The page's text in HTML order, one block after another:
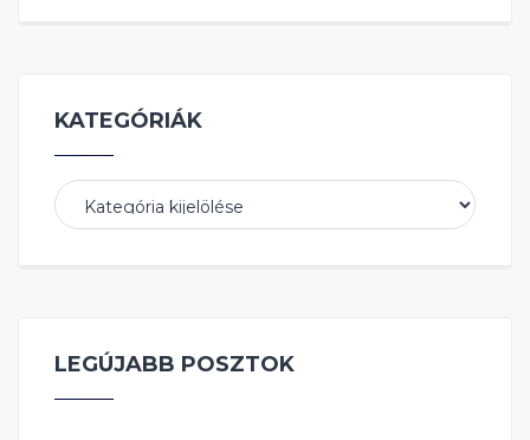
KATEGÓRIÁK
Kategóriák
LEGÚJABB POSZTOK